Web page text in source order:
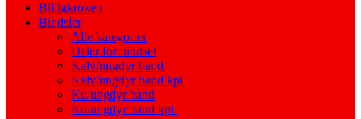
Billigkroken
Bindsler
Alle kategorier
Deler for bindsel
Kalv/ungdyr band
Kalv/ungdyr band kpl.
Ku/ungdyr band
Ku/ungdyr band kpl.